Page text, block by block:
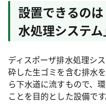
設置できるの
水処理システ
ディスポーザ排水処理シ
砕した生ゴミを含む排水
ら下水道に流すもので、
ことを目的とした設備です